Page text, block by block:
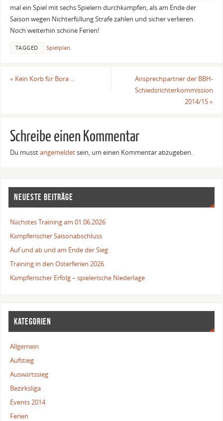
mal ein Spiel mit sechs Spielern durchkämpfen, als am Ende der
Saison wegen Nichterfüllung Strafe zahlen und sicher verlieren.
Noch weiterhin schöne Ferien!
TAGGED Spielplan.
« Kein Korb für Bora …
Ansprechpartner der BBH-
Schiedsrichterkommission
2014/15»
Schreibe einen Kommentar
Du musstangemeldetsein, um einen Kommentar abzugeben.
NEUESTE BEITRÄGE
Nächstes Training am 01.06.2026
Kämpferischer Saisonabschluss
Auf und ab und am Ende der Sieg
Training in den Osterferien 2026
Kämpferischer Erfolg – spielerische Niederlage
KATEGORIEN
Allgemein
Aufstieg
Auswärtssieg
Bezirksliga
Events 2014
Ferien